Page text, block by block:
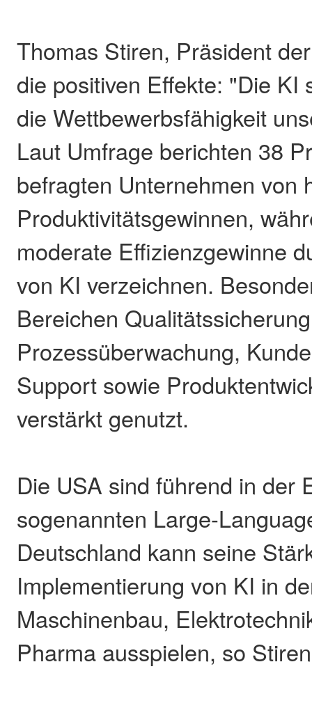
Thomas Stiren, Präsident
die positiven Effekte: "Die KI
die Wettbewerbsfähigkeit
Laut Umfrage berichten 38
befragten Unternehmen von
Produktivitätsgewinnen,
moderate Effizienzgewinne
von KI verzeichnen.
Bereichen
Prozessüberwachung,
Support sowie
verstärkt genutzt.
Die USA sind führend in der
sogenannten Large-
Deutschland kann seine
Implementierung von KI in
Maschinenbau,
Pharma ausspielen, so